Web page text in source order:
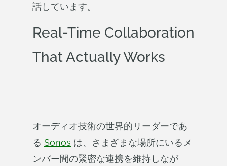
話しています。
Real-Time Collaboration
That Actually Works
オーディオ技術の世界的リーダーであ
る Sonos は、さまざまな場所にいるメ
ンバー間の緊密な連携を維持しなが